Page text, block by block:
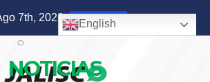
7th, 2026 4:58:33 AM
NOTICIAS
English